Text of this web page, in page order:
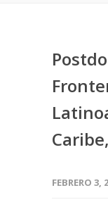
FEBRERO 3,